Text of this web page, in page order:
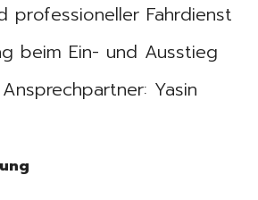
professioneller Fahrdienst
beim Ein- und Ausstieg
Yasin